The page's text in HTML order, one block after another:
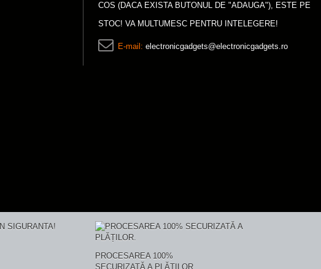
COS (DACA EXISTA BUTONUL DE "ADAUGA"), ESTE PE
STOC! VA MULTUMESC PENTRU INTELEGERE!
E-mail: electronicgadgets@electronicgadgets.ro
PROCESAREA 100%
SECURIZATĂ A PLĂȚILOR.